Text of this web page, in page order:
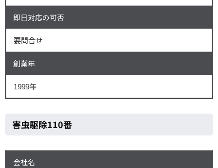
即日対応の可否
要問合せ
創業年
1999年
害虫駆除110番
会社名